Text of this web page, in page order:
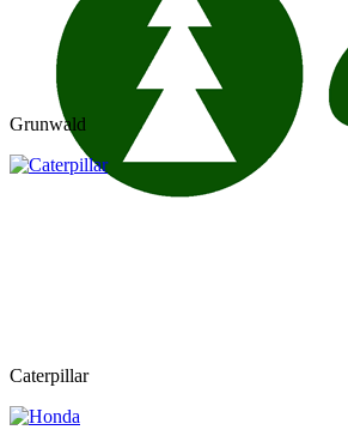
Grunwald
Caterpillar